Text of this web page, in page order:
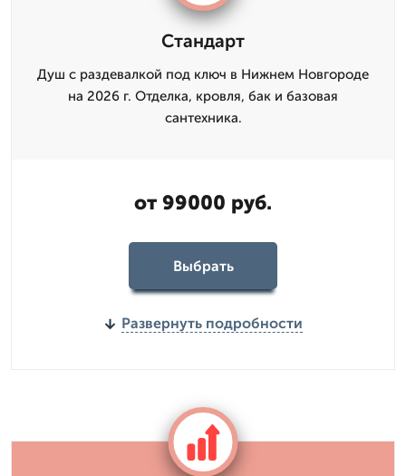
Стандарт
Душ с раздевалкой под ключ в Нижнем Новгороде
на 2026 г. Отделка, кровля, бак и базовая
сантехника.
от 99000 руб.
Выбрать
Развернуть подробности